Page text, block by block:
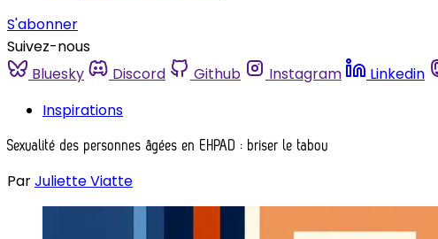
S'abonner
Suivez-nous
Bluesky
Discord Github Instagram Linkedin
Inspirations
Sexualité des personnes âgées en EHPAD : briser le tabou
ParJuliette Viatte